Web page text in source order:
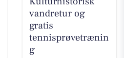
vandretur og
gratis
tennisprøvetrænin
g